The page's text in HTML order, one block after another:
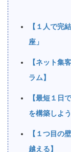
【１人で完
座」
【ネット集
ラム】
【最短１日
を構築しよう
【１つ目の
越える】